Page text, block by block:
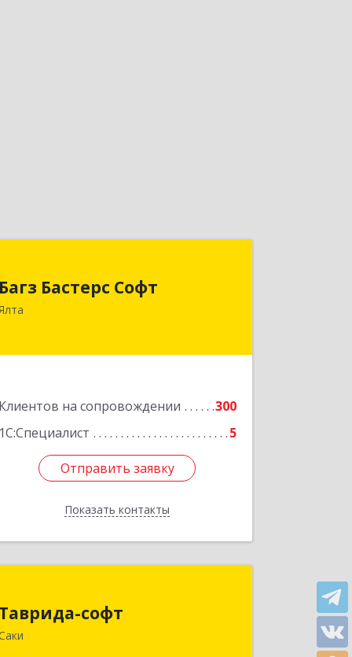
Багз Бастерс Софт
Клиентов на сопровождении
300
1С:Специалист
5
Отправить заявку
Показать контакты
298603, Крым Респ, Ялта г, Свердлова
Подробнее
Отправить заявку
Назад
Таврида-софт
296574, Крым Респ, м.р-н Сакский с.п.
Новофедоровское, Новофедоровка